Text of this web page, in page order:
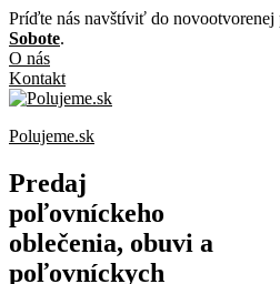
Príďte nás navštíviť do novootvorenej
Sobote.
O nás
Kontakt
Polujeme.sk
Predaj
poľovníckeho
oblečenia, obuvi a
poľovníckych